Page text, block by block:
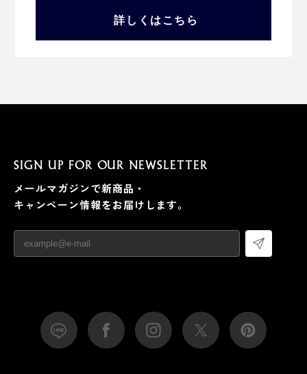
詳しくはこちら
SIGN UP FOR OUR NEWSLETTER
メールマガジンで新商品・
キャンペーン情報をお届けします。